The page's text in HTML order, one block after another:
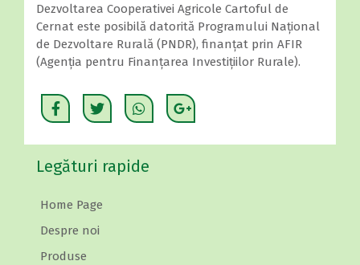
Dezvoltarea Cooperativei Agricole Cartoful de
Cernat este posibilă datorită Programului Național
de Dezvoltare Rurală (PNDR), finanțat prin AFIR
(Agenția pentru Finanțarea Investițiilor Rurale).
Legături rapide
Home Page
Despre noi
Produse